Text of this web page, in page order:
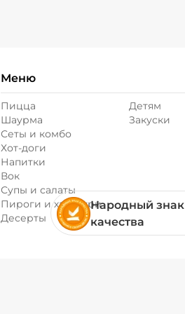
Меню
Пицца
Шаурма
Сеты и комбо
Хот-доги
Напитки
Вок
Супы и салаты
Пироги и хачапури
Десерты
Детям
Закуски
Народный знак
качества